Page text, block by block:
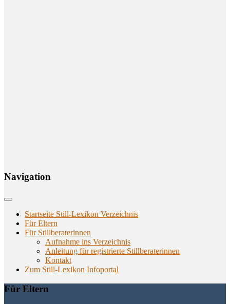
Navi­ga­ti­on
Startseite Still-Lexikon Verzeichnis
Für Eltern
Für Stillberaterinnen
Aufnahme ins Verzeichnis
Anlei­tung für regis­trier­te Stillberaterinnen
Kon­takt
Zum Still-Lexikon Infoportal
Für Eltern